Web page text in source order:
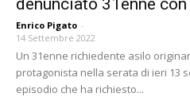
denunciato 31enne
Enrico Pigato -
14 Settembre 2022
Un 31enne richiedente asilo
protagonista nella serata di ieri 13
episodio che ha richiesto...